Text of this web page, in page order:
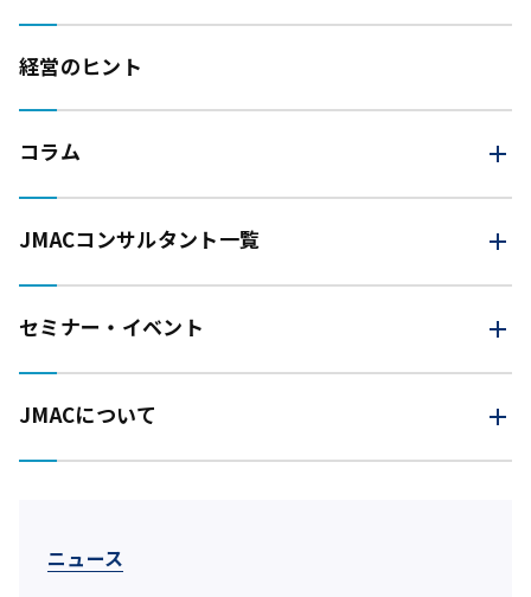
経営のヒント
コラム
JMACコンサルタント一覧
セミナー・イベント
JMACについて
ニュース